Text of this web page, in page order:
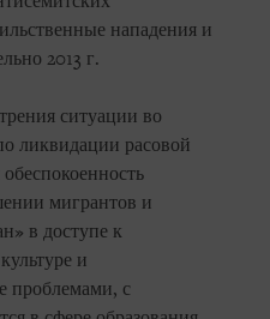
нападения и
2013 г.
ситуации во
ликвидации расовой
мигрантов и
в доступе к
и
проблемами, с